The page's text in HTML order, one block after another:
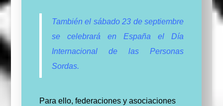
También el sábado 23 de septiembre
se celebrará en España el Día
Internacional de las Personas
Sordas.
Para ello, federaciones y asociaciones